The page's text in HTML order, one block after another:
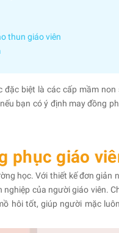
thun giáo viên
biệt là các cấp mầm
bạn có ý định may đồng
phục giáo
học. Với thiết kế đơn giản
của người giáo viên.
hôi tốt, giúp người mặc